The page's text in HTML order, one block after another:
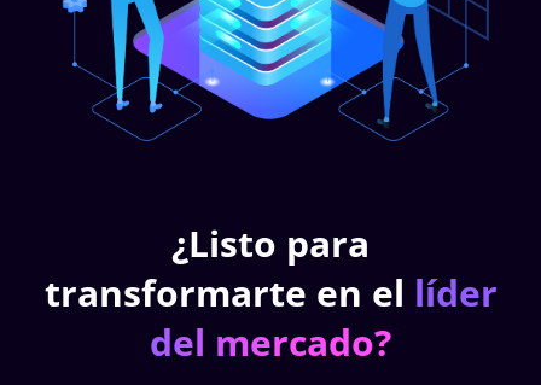
¿Listo para
transformarte en el líder
del mercado?